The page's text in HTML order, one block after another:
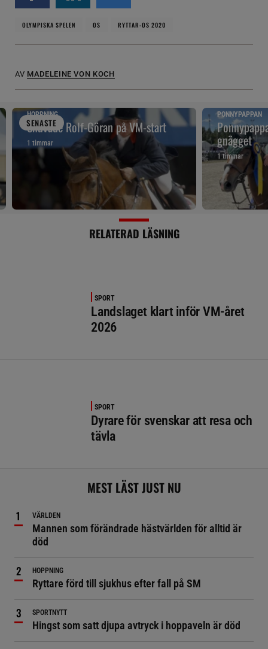
OLYMPISKA SPELEN OS RYTTAR-OS 2020
AV MADELEINE VON KOCH
SENASTE
HOPPNING
Snuvade Rolf-Göran på VM-start
1 timmar
PONNYPAPPAN
gnägget
1 timmar
RELATERAD LÄSNING
SPORT
Landslaget klart inför VM-året
2026
SPORT
Dyrare för svenskar att resa och
tävla
MEST LÄST JUST NU
VÄRLDEN
Mannen som förändrade hästvärlden för alltid är
död
HOPPNING
Ryttare förd till sjukhus efter fall på SM
SPORTNYTT
Hingst som satt djupa avtryck i hoppaveln är död